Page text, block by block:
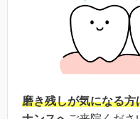
磨き残しが気になる